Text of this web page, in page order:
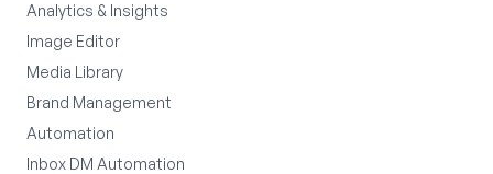
Analytics & Insights
Image Editor
Media Library
Brand Management
Automation
Inbox DM Automation